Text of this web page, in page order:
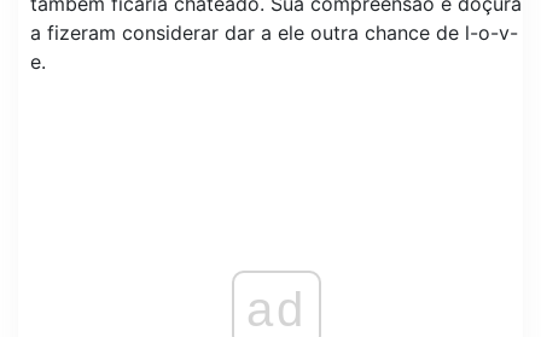
a fizeram considerar dar a ele outra chance de l-o-v-
e.
ad